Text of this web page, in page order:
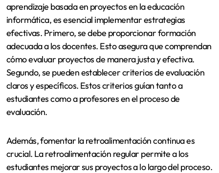
aprendizaje basada en proyectos en la educación
informática, es esencial implementar estrategias
efectivas. Primero, se debe proporcionar formación
adecuada a los docentes. Esto asegura que comprendan
cómo evaluar proyectos de manera justa y efectiva.
Segundo, se pueden establecer criterios de evaluación
claros y específicos. Estos criterios guían tanto a
estudiantes como a profesores en el proceso de
evaluación.
Además, fomentar la retroalimentación continua es
crucial. La retroalimentación regular permite a los
estudiantes mejorar sus proyectos a lo largo del proceso.